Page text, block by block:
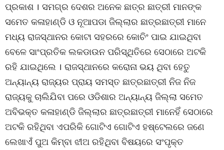
ପ୍ରକାଶ । ସମଗ୍ର ଦେଶର ଅନେକ ଛାତ୍ର ଛାତ୍ରୀ ମାନଙ୍କ
ସମେତ କଳାହାଣ୍ଡି ଓ ନୂଆପଡା ଜିଲ୍ଲାର ଛାତ୍ରଛାତ୍ରୀ ମାନେ
ମଧ୍ୟ ରାଜସ୍ଥାନର କୋଟା ସହରରେ କୋଚିଂ ପାଇ ଯାଇଥିବା
ବେଳେ ସାଂପ୍ରତିକ ଲକଡାଉନ ପରିସ୍ଥିତିରେ ସେଠାରେ ଅଟକି
ରହି ଯାଇଥିଲେ । ରାଜସ୍ଥାନରେ କରୋନା ଭୟ ଥିବା ହେତୁ
ଅନ୍ୟାନ୍ୟ ରାଜ୍ୟର ପ୍ରାୟ ସମସ୍ତ ଛାତ୍ରଛାତ୍ରୀ ନିଜ ନିଜ
ରାଜ୍ୟକୁ ଚାଲିଯିବା ପରେ ଓଡିଶାର ଅନ୍ୟାନ୍ୟ ଜିଲ୍ଲା ସମେତ
ଅବିଭକ୍ତ କଳାହାଣ୍ଡି ଜିଲ୍ଲାର ଛାତ୍ରଛାତ୍ରୀ ମାନେହିଁ ସେଠାରେ
ଅଟକି ରହିଥିବା ଏପରିକି ଗୋଟିଏ ଗୋଟିଏ ହଷ୍ଟେଲରେ ଜଣେ
ଲେଖାଏଁ ପୁଅ କିମ୍ବା ଝୀଅ ରହିଥିବା ବିଷୟରେ ସଂପୃକ୍ତ